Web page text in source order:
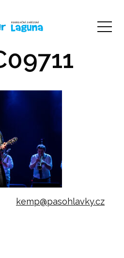
kemp@pasohlavky.cz